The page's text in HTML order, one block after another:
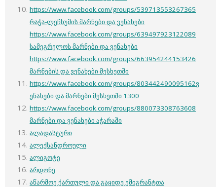
https://www.facebook.com/groups/539713553267365
რაჭა-ლეჩხუმის მარნები და ვენახები
https://www.facebook.com/groups/639497923122089
სამეგრელოს მარნები და ვენახები
https://www.facebook.com/groups/663954244153426
მარნების და ვენახები მესხეთში
https://www.facebook.com/groups/803442490095162ვ
ენახები და მარნები მესხეთში 1300
https://www.facebook.com/groups/880073308763608
მარნები და ვენახები აჭარაში
ალადასტური
ალექსანდროული
ალიგოტე
არდონე
აწარმოე ქართული და გაყიდე ემიგრანტთა